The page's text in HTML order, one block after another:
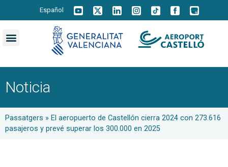
Español
Noticia
Passatgers » El aeropuerto de Castellón cierra 2024 con 273.616
pasajeros y prevé superar los 300.000 en 2025